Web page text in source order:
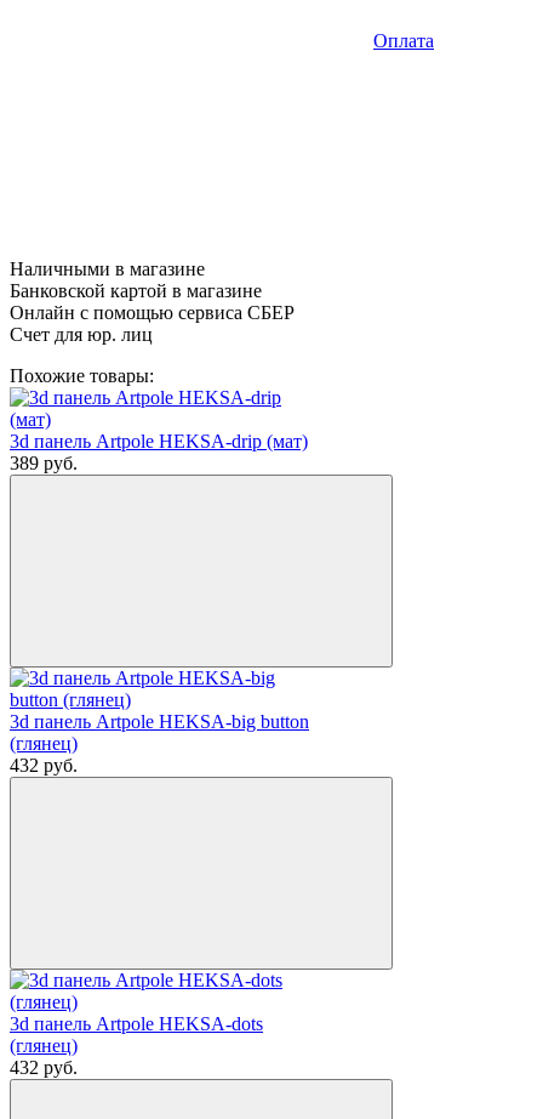
Оплата
Наличными в магазине
Банковской картой в магазине
Онлайн с помощью сервиса СБЕР
Счет для юр. лиц
Похожие товары:
3d панель Artpole HEKSA-drip (мат)
389 руб.
3d панель Artpole HEKSA-big button
(глянец)
432 руб.
3d панель Artpole HEKSA-dots
(глянец)
432 руб.